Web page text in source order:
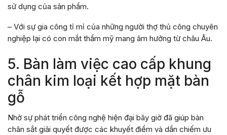
sử dụng của sản phẩm.
– Với sự gia công tỉ mỉ của những người thợ thủ công chuyên
nghiệp lại có con mắt thẩm mỹ mang âm hưởng từ châu Âu.
5. Bàn làm việc cao cấp khung
chân kim loại kết hợp mặt bàn
gỗ
Nhờ sự phát triển công nghệ hiện đại bây giờ đã giúp bàn
chân sắt giải quyết được các khuyết điểm và dần chiếm ưu